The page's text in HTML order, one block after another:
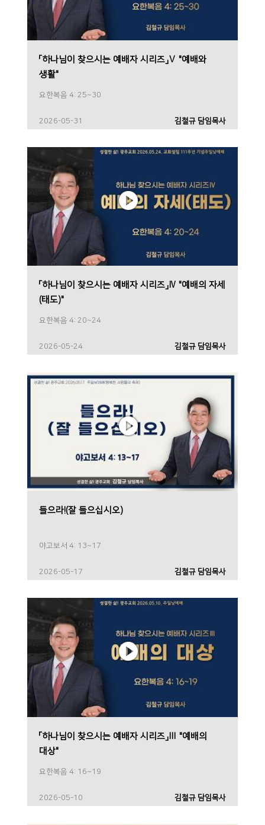
「하나님이 찾으시는 예배자 시리즈」Ⅴ "예배와
생활"
요한복음 4: 25~30
2026-05-31 김철규 담임목사
「하나님이 찾으시는 예배자 시리즈」Ⅳ "예배의 자세
(태도)"
요한복음 4: 20~24
2026-05-24 김철규 담임목사
들으라!(잘 들으십시오)
야고보서 4: 13~17
2026-05-17 김철규 담임목사
「하나님이 찾으시는 예배자 시리즈」Ⅲ "예배의
대상"
요한복음 4: 16~19
2026-05-10 김철규 담임목사